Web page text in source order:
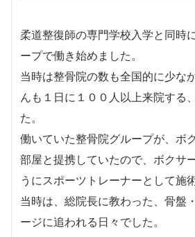
柔道整復師の専門学校入学と同時
ープで働き始めました。
当時は整骨院の数も全国的に少な
んも１日に１００人以上来院する
た。
働いていた整骨院グループが、ボ
部屋と提携していたので、ボクサ
うにスポーツトレーナーとして施
当時は、総院長に教わった、骨盤
ージに追われる日々でした。